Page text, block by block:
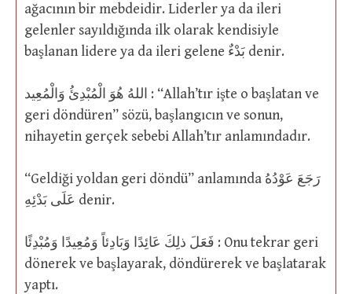
ağacının bir mebdeidir. Liderler ya da ileri
gelenler sayıldığında ilk olarak kendisiyle
başlanan lidere ya da ileri gelene بَدْءٌ denir.
اللهُ هُوَ الْمُبْدِئُ وَالْمُعِيد : “Allah’tır işte o başlatan ve
geri döndüren” sözü, başlangıcın ve sonun,
nihayetin gerçek sebebi Allah’tır anlamındadır.
“Geldiği yoldan geri döndü” anlamında رَجَعَ عَوْدُهُ
عَلَى بَدْئِهِ denir.
فَعَلَ ذلِكَ عَائِدًا وَبَادِئاً وَمُعِيدًا وَمُبْدِئًا : Onu tekrar geri
dönerek ve başlayarak, döndürerek ve başlatarak
yaptı.